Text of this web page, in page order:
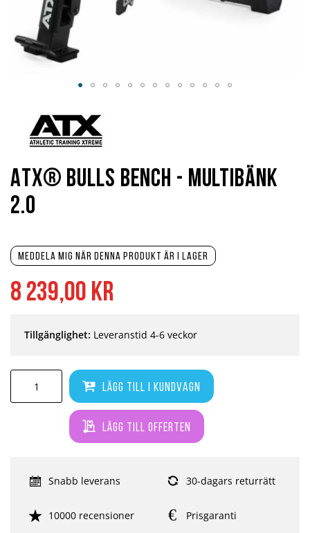
8 239,00 kr
Meddela mig när denna produkt är i lager
Lägg till i kundvagn
Lägg till offerten
Tillgänglighet: Leveranstid 4-6 veckor
Snabb leverans 30-dagars returrätt
10000 recensioner Prisgaranti
ATX® Bulls Bench - Multibänk
2.0
början
bildgalleriet